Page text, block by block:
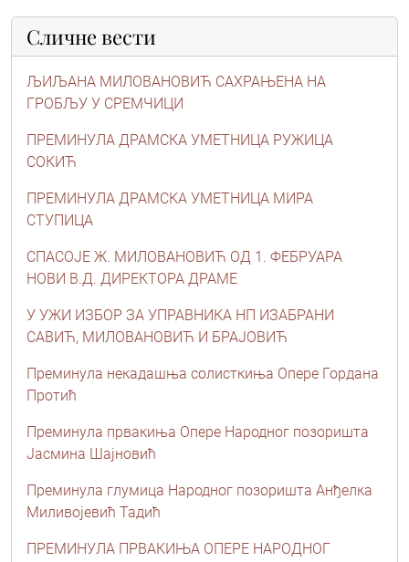
Сличне вести
ЉИЉАНА МИЛОВАНОВИЋ САХРАЊЕНА НА
ГРОБЉУ У СРЕМЧИЦИ
ПРЕМИНУЛА ДРАМСКА УМЕТНИЦА РУЖИЦА
СОКИЋ
ПРЕМИНУЛА ДРАМСКА УМЕТНИЦА МИРА
СТУПИЦА
СПАСОЈЕ Ж. МИЛОВАНОВИЋ ОД 1. ФЕБРУАРА
НОВИ В.Д. ДИРЕКТОРА ДРАМЕ
У УЖИ ИЗБОР ЗА УПРАВНИКА НП ИЗАБРАНИ
САВИЋ, МИЛОВАНОВИЋ И БРАЈОВИЋ
Преминула некадашња солисткиња Опере Гордана
Протић
Преминула првакиња Опере Народног позоришта
Јасмина Шајновић
Преминула глумица Народног позоришта Анђелка
Миливојевић Тадић
ПРЕМИНУЛА ПРВАКИЊА ОПЕРЕ НАРОДНОГ